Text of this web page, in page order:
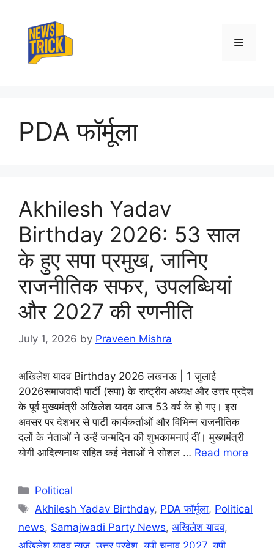
content
Menu
PDA फॉर्मूला
Akhilesh Yadav
Birthday 2026: 53 साल
के हुए सपा प्रमुख, जानिए
राजनीतिक सफर, उपलब्धियां
और 2027 की रणनीति
July 1, 2026 by Praveen Mishra
अखिलेश यादव Birthday 2026 लखनऊ | 1 जुलाई
2026समाजवादी पार्टी (सपा) के राष्ट्रीय अध्यक्ष और उत्तर प्रदेश
के पूर्व मुख्यमंत्री अखिलेश यादव आज 53 वर्ष के हो गए। इस
अवसर पर देशभर से पार्टी कार्यकर्ताओं और विभिन्न राजनीतिक
दलों के नेताओं ने उन्हें जन्मदिन की शुभकामनाएं दीं। मुख्यमंत्री
योगी आदित्यनाथ सहित कई नेताओं ने सोशल … Read more
Categories
Political
Tags
Akhilesh Yadav Birthday, PDA फॉर्मूला, Political
news, Samajwadi Party News, अखिलेश यादव,
अखिलेश यादव न्यूज़,उत्तर प्रदेश,यूपी चुनाव 2027,यूपी